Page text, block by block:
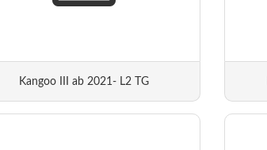
Kangoo III ab 2021- L2 TG